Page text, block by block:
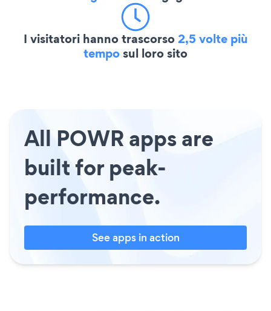
I visitatori hanno trascorso2,5 volte più
temposul loro sito
All POWR apps are
built for peak-
performance.
See apps in action